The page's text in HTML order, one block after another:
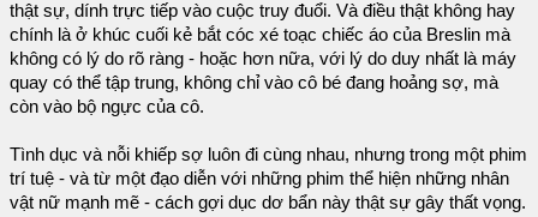
thật sự, dính trực tiếp vào cuộc truy đuổi. Và điều thật không hay
chính là ở khúc cuối kẻ bắt cóc xé toạc chiếc áo của Breslin mà
không có lý do rõ ràng - hoặc hơn nữa, với lý do duy nhất là máy
quay có thể tập trung, không chỉ vào cô bé đang hoảng sợ, mà
còn vào bộ ngực của cô.
Tình dục và nỗi khiếp sợ luôn đi cùng nhau, nhưng trong một phim
trí tuệ - và từ một đạo diễn với những phim thể hiện những nhân
vật nữ mạnh mẽ - cách gợi dục dơ bẩn này thật sự gây thất vọng.